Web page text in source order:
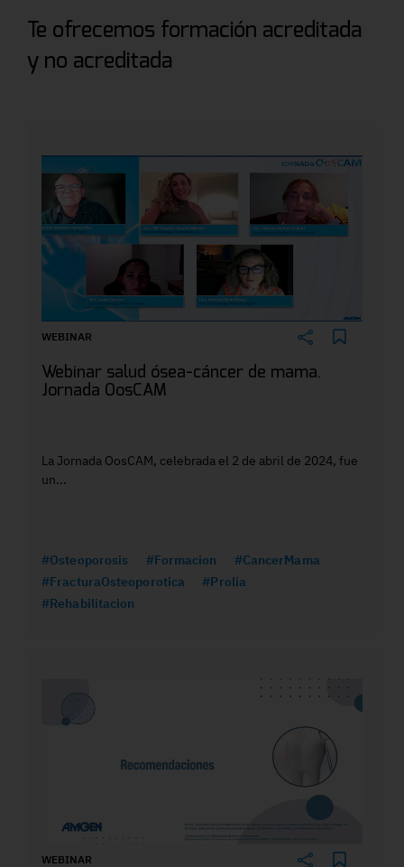
Te ofrecemos formación acreditada
y no acreditada
WEBINAR
Webinar salud ósea-cáncer de mama.
Jornada OosCAM
La Jornada OosCAM, celebrada el 2 de abril de 2024, fue
un...
#Osteoporosis #Formacion
#CancerMama
#FracturaOsteoporotica
#Prolia
#Rehabilitacion
WEBINAR